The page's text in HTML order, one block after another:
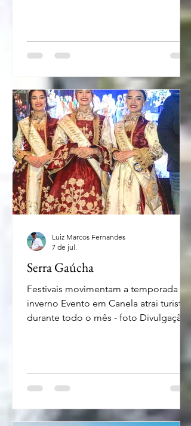
na região da Costa Verde vai receber a
Internacional de Paraty (Flip). O evento,
que vai homenagear Orides Fontela
22 e 26 de julho (quarta-feira a
domingo), no Centro da cidade. Além
da homenagem a poetisa Orides, a
programação principal conta com
Serra Gaúcha
Festivais movimentam a temporada de
inverno Evento em Canela atrai turistas
durante todo o mês - foto Divulgação
festivais que movimentam a região
nesta segunda quinzena de julho. A
tradicional Festa Colonial que oferece
Luiz Marcos Fernandes
7 de jul.